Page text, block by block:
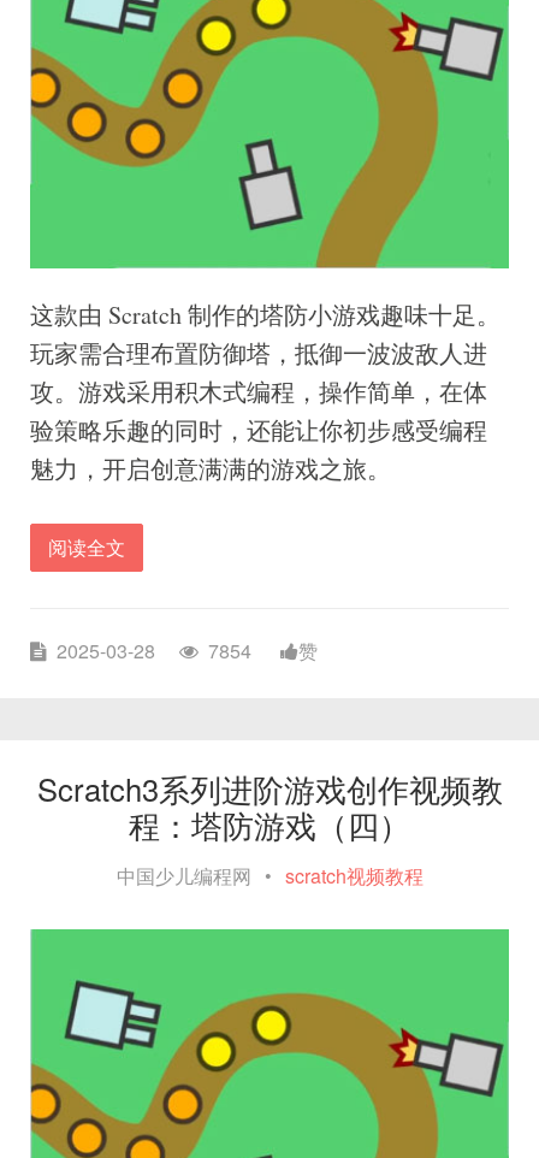
这款由 Scratch 制作的塔防小游戏趣味十足。
玩家需合理布置防御塔，抵御一波波敌人进
攻。游戏采用积木式编程，操作简单，在体
验策略乐趣的同时，还能让你初步感受编程
魅力，开启创意满满的游戏之旅。
阅读全文
2025-03-28 7854 赞
Scratch3系列进阶游戏创作视频教
程：塔防游戏（四）
中国少儿编程网 • scratch视频教程